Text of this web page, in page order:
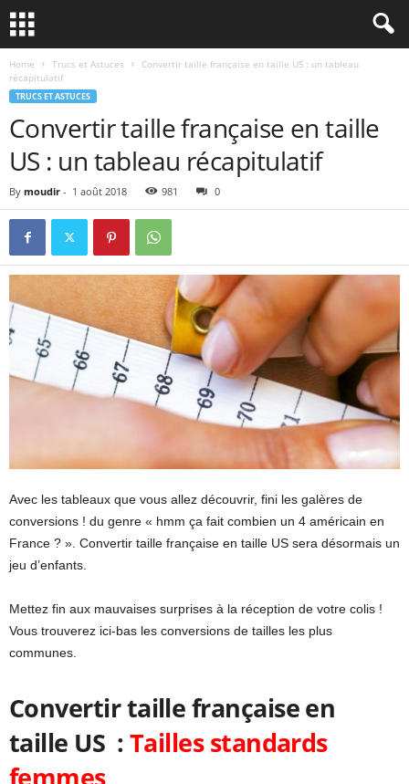
Home Trucs et Astuces
Convertir taille française en taille US : un tableau
récapitulatif
TRUCS ET ASTUCES
Convertir taille française en taille
US : un tableau récapitulatif
By moudir - 1 août 2018 981 0
Avec les tableaux que vous allez découvrir, fini les galères de
conversions ! du genre « hmm ça fait combien un 4 américain en
France ? ». Convertir taille française en taille US sera désormais un
jeu d’enfants.
Mettez fin aux mauvaises surprises à la réception de votre colis !
Vous trouverez ici-bas les conversions de tailles les plus
communes.
Convertir taille française en
taille US :Tailles standards
femmes